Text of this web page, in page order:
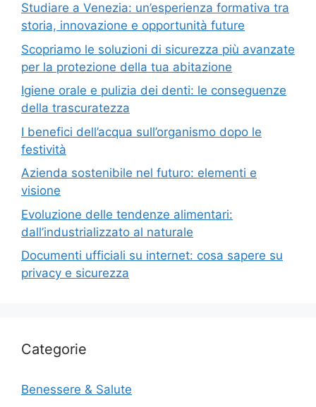
Studiare a Venezia: un’esperienza formativa tra
storia, innovazione e opportunità future
Scopriamo le soluzioni di sicurezza più avanzate
per la protezione della tua abitazione
Igiene orale e pulizia dei denti: le conseguenze
della trascuratezza
I benefici dell’acqua sull’organismo dopo le
festività
Azienda sostenibile nel futuro: elementi e
visione
Evoluzione delle tendenze alimentari:
dall’industrializzato al naturale
Documenti ufficiali su internet: cosa sapere su
privacy e sicurezza
Categorie
Benessere & Salute